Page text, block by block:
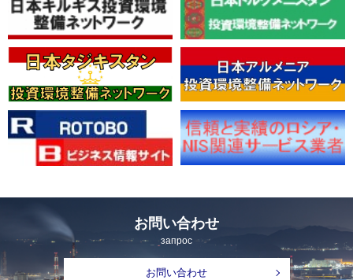
お問い合わせ
запрос
お問い合わせ